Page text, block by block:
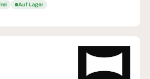
Auf Lager